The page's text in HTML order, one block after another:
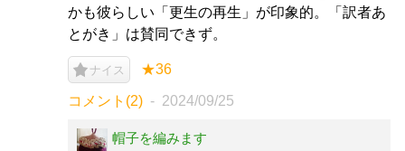
かも彼らしい「更生の再生」が印象的。「訳者あ
とがき」は賛同できず。
ナイス ★36
コメント(2) 2024/09/25
帽子を編みます